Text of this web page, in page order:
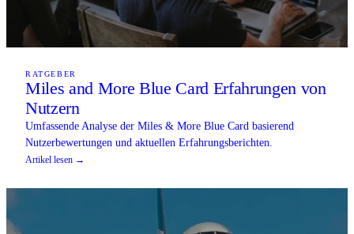
RATGEBER
Miles and More Blue Card Erfahrungen von
Nutzern
Umfassende Analyse der Miles & More Blue Card basierend
Nutzerbewertungen und aktuellen Erfahrungsberichten.
Artikel lesen →